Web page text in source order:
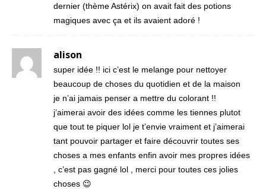
dernier (thème Astérix) on avait fait des potions
magiques avec ça et ils avaient adoré !
alison
super idée !! ici c’est le melange pour nettoyer
beaucoup de choses du quotidien et de la maison
je n’ai jamais penser a mettre du colorant !!
j’aimerai avoir des idées comme les tiennes plutot
que tout te piquer lol je t’envie vraiment et j’aimerai
tant pouvoir partager et faire découvrir toutes ses
choses a mes enfants enfin avoir mes propres idées
, c’est pas gagné lol , merci pour toutes ces jolies
choses 😉